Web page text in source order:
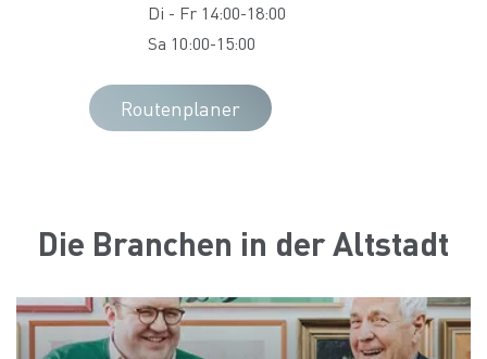
Di - Fr 14:00-18:00
Sa 10:00-15:00
Routenplaner
Die Branchen in der Altstadt